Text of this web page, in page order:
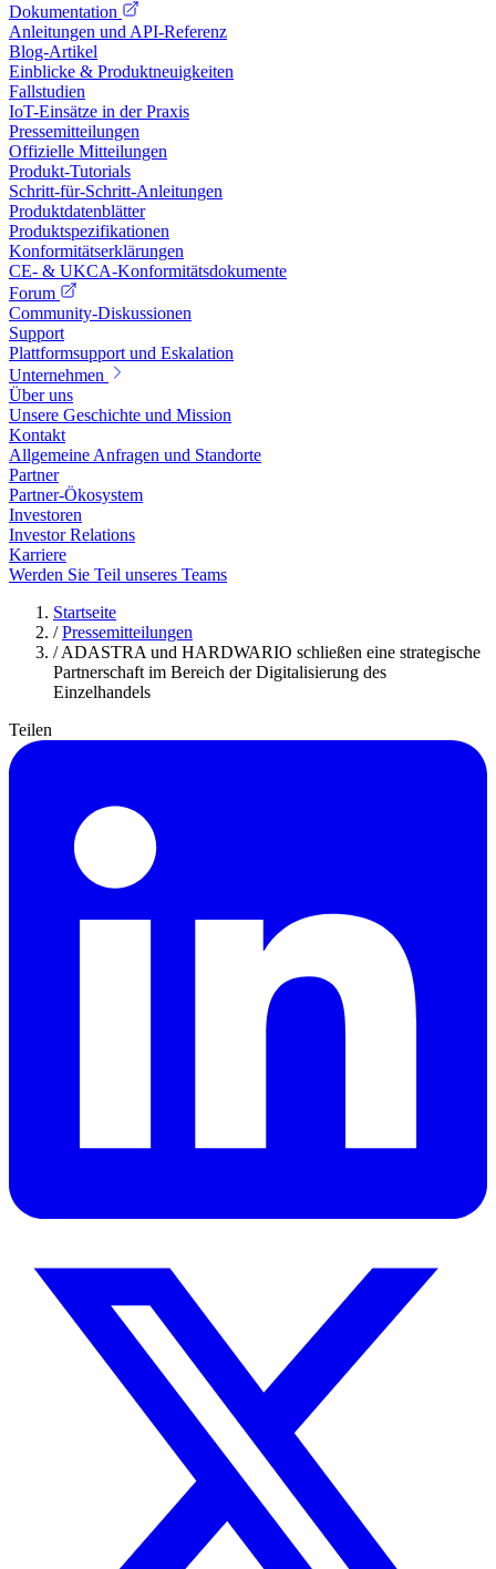
Dokumentation
Anleitungen und API-Referenz
Blog-Artikel
Einblicke & Produktneuigkeiten
Fallstudien
IoT-Einsätze in der Praxis
Pressemitteilungen
Offizielle Mitteilungen
Produkt-Tutorials
Schritt-für-Schritt-Anleitungen
Produktdatenblätter
Produktspezifikationen
Konformitätserklärungen
CE- & UKCA-Konformitätsdokumente
Forum
Community-Diskussionen
Support
Plattformsupport und Eskalation
Unternehmen
Über uns
Unsere Geschichte und Mission
Kontakt
Allgemeine Anfragen und Standorte
Partner
Partner-Ökosystem
Investoren
Investor Relations
Karriere
Werden Sie Teil unseres Teams
Startseite
/ Pressemitteilungen
/ ADASTRA und HARDWARIO schließen eine strategische
Partnerschaft im Bereich der Digitalisierung des
Einzelhandels
Teilen